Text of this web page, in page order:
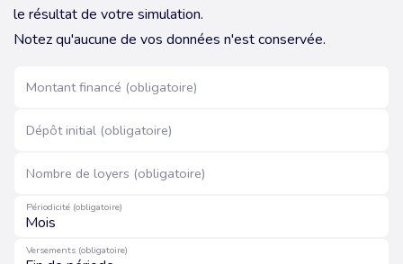
le résultat de votre simulation.
Notez qu'aucune de vos données n'est conservée.
Montant financé (obligatoire)
Dépôt initial (obligatoire)
Nombre de loyers (obligatoire)
Périodicité (obligatoire)
Versements (obligatoire)